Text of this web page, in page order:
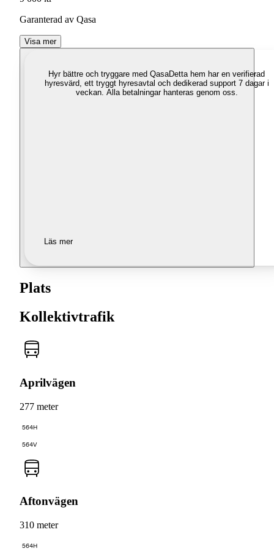
Garanterad av Qasa
Visa mer
Hyr bättre och tryggare med QasaDetta hem har en verifierad
hyresvärd, ett tryggt hyresavtal och dedikerad support 7 dagar i
veckan. Alla betalningar hanteras genom oss.
Läs mer
Plats
Kollektivtrafik
Aprilvägen
277 meter
564H
564V
Aftonvägen
310 meter
564H